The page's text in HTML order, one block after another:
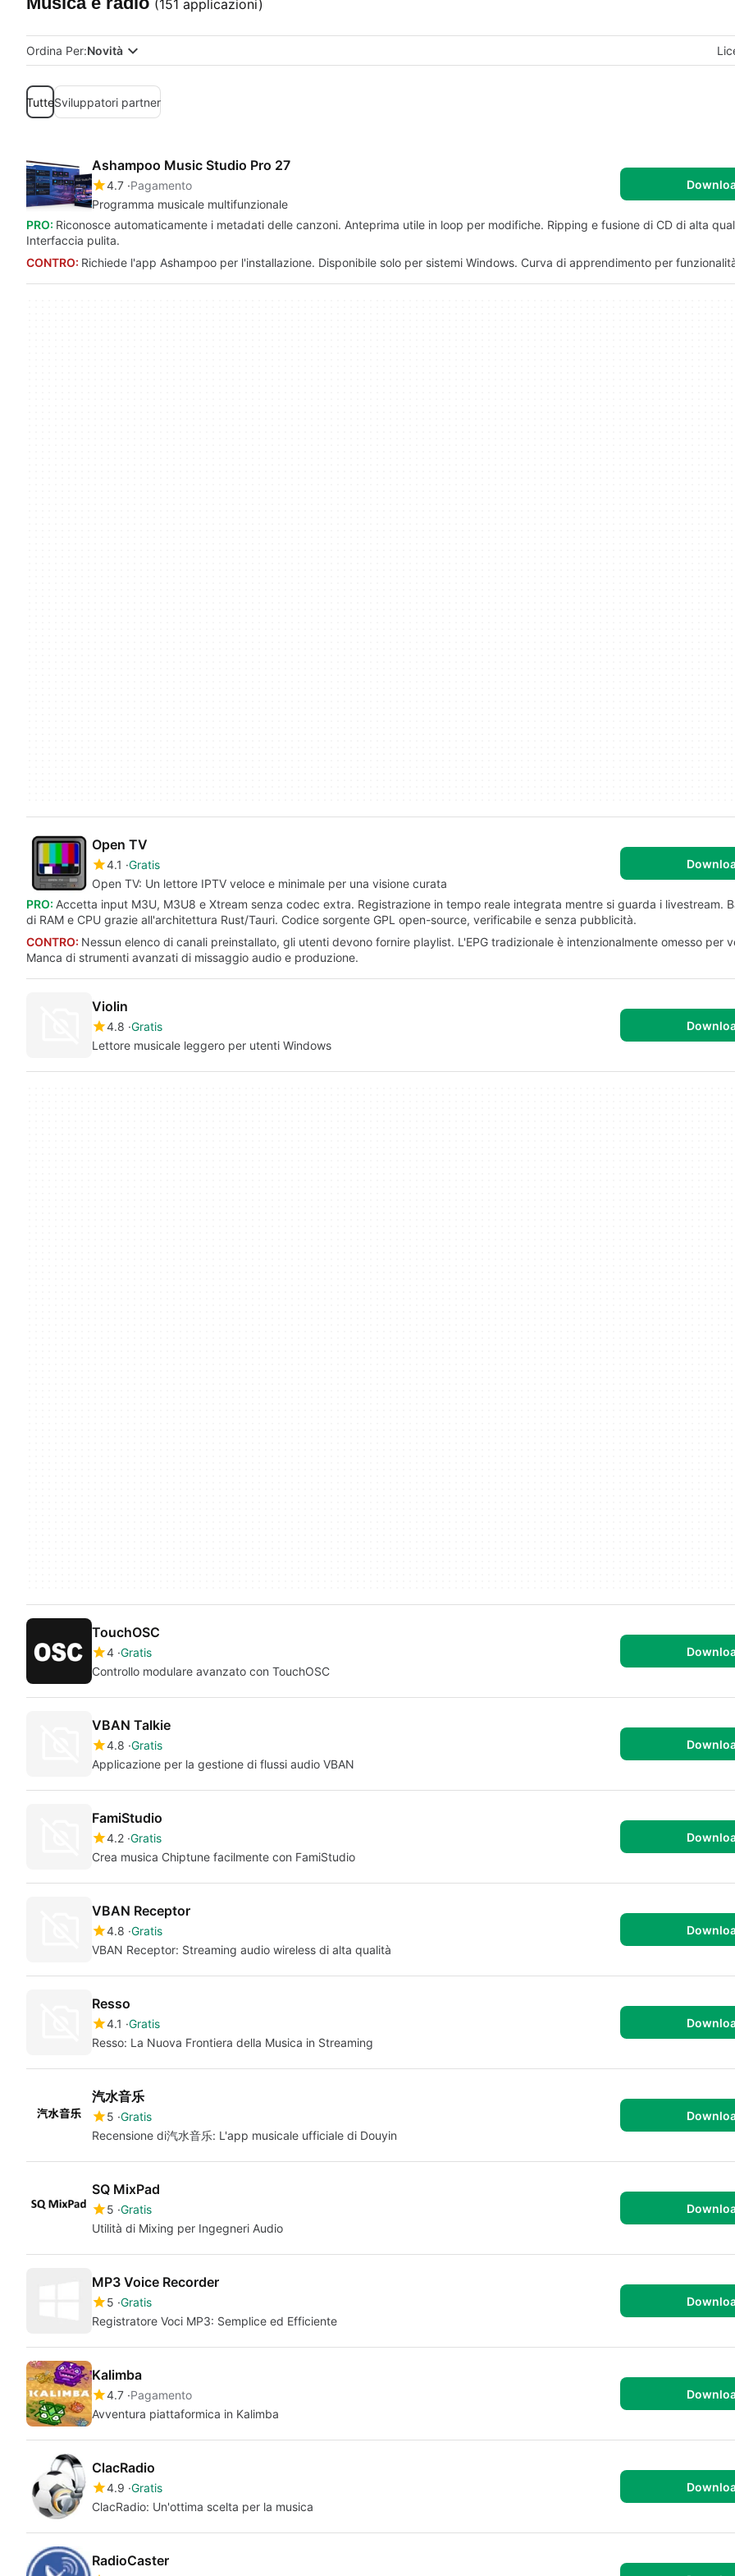
(151 applicazioni)
Ordina Per:Novità
TutteSviluppatori partner
Ashampoo Music Studio Pro 27
4.7 Pagamento
Programma musicale multifunzionale
PRO: Riconosce automaticamente i metadati delle canzoni. Anteprima utile in loop per modifiche. Ripping e fusione di CD di alta
Interfaccia pulita.
CONTRO: Richiede l'app Ashampoo per l'installazione. Disponibile solo per sistemi Windows. Curva di apprendimento per
Open TV
4.1 Gratis
Open TV: Un lettore IPTV veloce e minimale per una visione curata
PRO: Accetta input M3U, M3U8 e Xtream senza codec extra. Registrazione in tempo reale integrata mentre si guarda i livestream.
di RAM e CPU grazie all'architettura Rust/Tauri. Codice sorgente GPL open-source, verificabile e senza pubblicità.
CONTRO: Nessun elenco di canali preinstallato, gli utenti devono fornire playlist. L'EPG tradizionale è intenzionalmente omesso per
Manca di strumenti avanzati di missaggio audio e produzione.
Violin
4.8 Gratis
Lettore musicale leggero per utenti Windows
TouchOSC
4 Gratis
Controllo modulare avanzato con TouchOSC
VBAN Talkie
4.8 Gratis
Applicazione per la gestione di flussi audio VBAN
FamiStudio
4.2 Gratis
Crea musica Chiptune facilmente con FamiStudio
VBAN Receptor
4.8 Gratis
VBAN Receptor: Streaming audio wireless di alta qualità
Resso
4.1 Gratis
Resso: La Nuova Frontiera della Musica in Streaming
汽水音乐
5 Gratis
Recensione di汽水音乐: L'app musicale ufficiale di Douyin
SQ MixPad
5 Gratis
Utilità di Mixing per Ingegneri Audio
MP3 Voice Recorder
5 Gratis
Registratore Voci MP3: Semplice ed Efficiente
Kalimba
4.7 Pagamento
Avventura piattaformica in Kalimba
ClacRadio
4.9 Gratis
ClacRadio: Un'ottima scelta per la musica
RadioCaster